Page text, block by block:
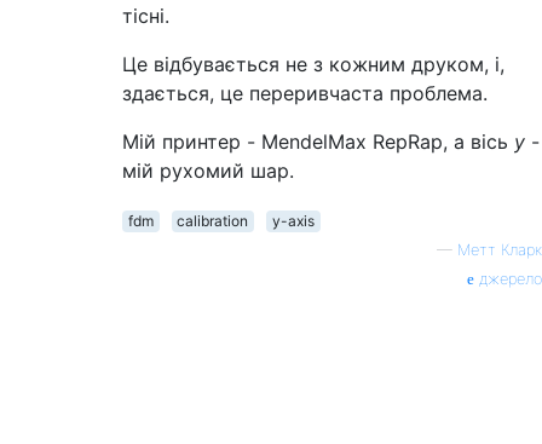
тісні.
Це відбувається не з кожним друком, і,
здається, це переривчаста проблема.
Мій принтер - MendelMax RepRap, а вісь y -
мій рухомий шар.
fdm calibration
y-axis
— Метт Кларк
джерело